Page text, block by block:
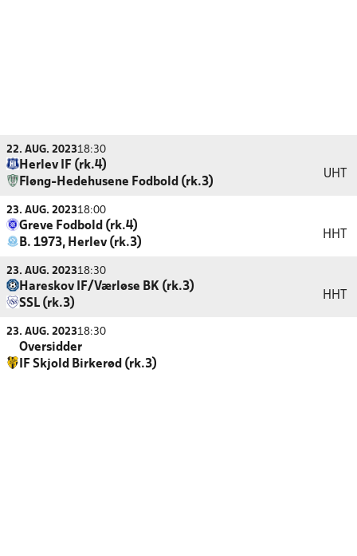
22. AUG. 202318:30
Herlev IF (rk.4)
Fløng-Hedehusene Fodbold (rk.3)
UHT
23. AUG. 202318:00
Greve Fodbold (rk.4)
B. 1973, Herlev (rk.3)
HHT
23. AUG. 202318:30
Hareskov IF/Værløse BK (rk.3)
SSL (rk.3)
HHT
23. AUG. 202318:30
Oversidder
IF Skjold Birkerød (rk.3)